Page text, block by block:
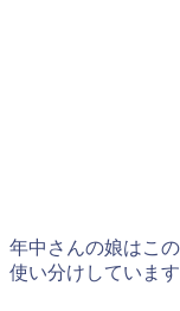
年中さんの娘はこ
使い分けしています